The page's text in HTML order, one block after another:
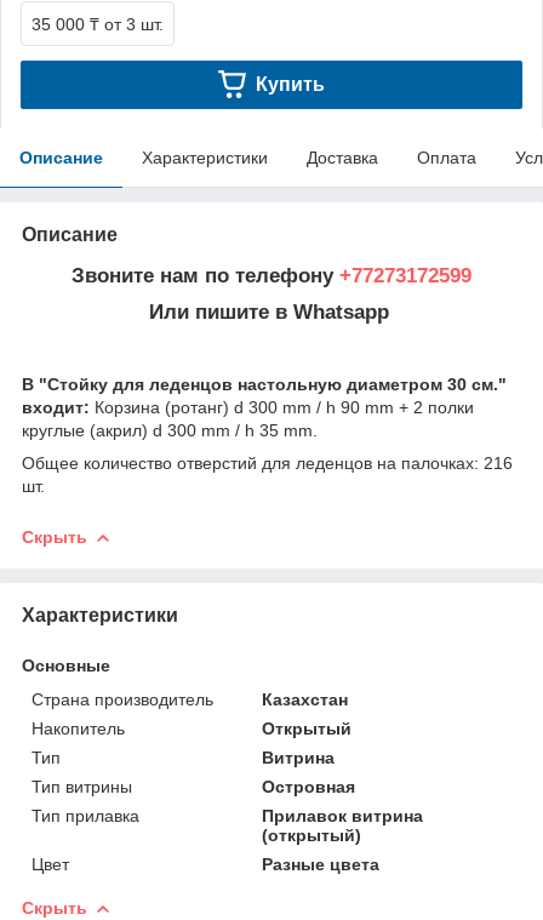
35 000 ₸ от 3 шт.
Купить
Описание Характеристики Доставка Оплата
Описание
Звоните нам по телефону +77273172599
Или пишите в Whatsapp
В "Стойку для леденцов настольную диаметром 30 см."
входит: Корзина (ротанг) d 300 mm / h 90 mm + 2 полки
круглые (акрил) d 300 mm / h 35 mm.
Общее количество отверстий для леденцов на палочках: 216
шт.
Скрыть
Характеристики
Основные
Страна производитель
Казахстан
Накопитель
Открытый
Тип
Витрина
Тип витрины
Островная
Тип прилавка
Прилавок витрина
(открытый)
Цвет
Разные цвета
Скрыть